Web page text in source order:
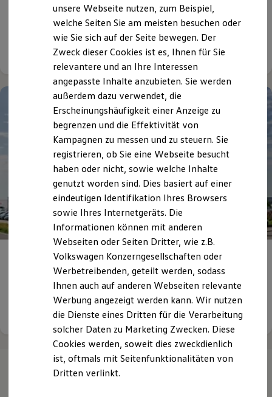
Nachhaltigkeit
Technologie
Kosten und Kauf
Kaufoptionen
E-Auto-Förderung
Software und Konnektivität
Die ID. Software 6
ID. Software Versionen und Updates
Digitale Extras
Schnittstellen zu Ihrem ID.
Hybridautos
Marke und Erlebnis
Volkswagen R und R Experience
R-Modelle
R Experience
Driving Experience
Volkswagen entdecken
Werkbesichtigung
Lifestyle Shop
T-Roc Kollektion
Golf Kollektion
ID. Kollektion
Volkswagen Kollektion
R-Kollektion
GTI Kollektion
Fußball Drop
we drive football
#wedriveproud
Besitzer und Service
Software Updates
Service und Ersatzteile
Deine Ausbildung bei uns
Details ansehen
HERZLICH WILLKOMMEN IM AUTOHAUS
GRAUPNER!
Details ansehen
unsere Webseite nutzen, zum Beispiel,
welche Seiten Sie am meisten besuchen oder
wie Sie sich auf der Seite bewegen. Der
Zweck dieser Cookies ist es, Ihnen für Sie
relevantere und an Ihre Interessen
angepasste Inhalte anzubieten. Sie werden
außerdem dazu verwendet, die
Erscheinungshäufigkeit einer Anzeige zu
begrenzen und die Effektivität von
Kampagnen zu messen und zu steuern. Sie
registrieren, ob Sie eine Webseite besucht
haben oder nicht, sowie welche Inhalte
genutzt worden sind. Dies basiert auf einer
eindeutigen Identifikation Ihres Browsers
sowie Ihres Internetgeräts. Die
Informationen können mit anderen
Webseiten oder Seiten Dritter, wie z.B.
Volkswagen Konzerngesellschaften oder
Werbetreibenden, geteilt werden, sodass
Ihnen auch auf anderen Webseiten relevante
Werbung angezeigt werden kann. Wir nutzen
die Dienste eines Dritten für die Verarbeitung
solcher Daten zu Marketing Zwecken. Diese
Cookies werden, soweit dies zweckdienlich
ist, oftmals mit Seitenfunktionalitäten von
Dritten verlinkt.